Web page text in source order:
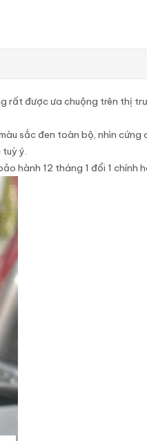
rất được ưa chuộng trên thị
sắc đen toàn bộ, nhìn
tuỳ ý.
hành 12 tháng 1 đổi 1 chính